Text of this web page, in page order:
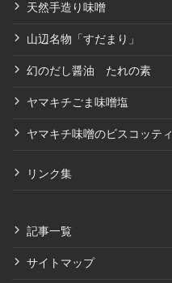
天然手造り味噌
山辺名物「すだまり」
幻のだし醤油 たれの素
ヤマキチごま味噌塩
ヤマキチ味噌のビスコッティ
リンク集
記事一覧
サイトマップ